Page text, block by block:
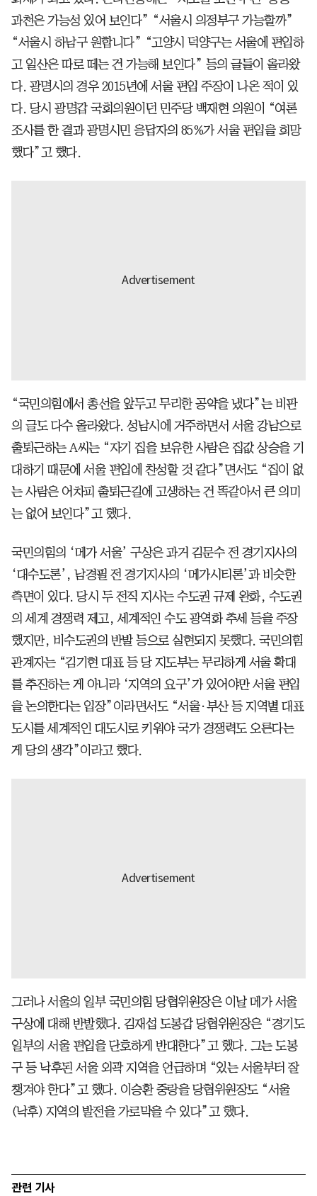
과천은 가능성 있어 보인다” “서울시 의정부구 가능할까”
“서울시 하남구 원합니다” “고양시 덕양구는 서울에 편입하
고 일산은 따로 떼는 건 가능해 보인다” 등의 글들이 올라왔
다. 광명시의 경우 2015년에 서울 편입 주장이 나온 적이 있
다. 당시 광명갑 국회의원이던 민주당 백재현 의원이 “여론
조사를 한 결과 광명시민 응답자의 85%가 서울 편입을 희망
했다”고 했다.
“국민의힘에서 총선을 앞두고 무리한 공약을 냈다”는 비판
의 글도 다수 올라왔다. 성남시에 거주하면서 서울 강남으로
출퇴근하는 A씨는 “자기 집을 보유한 사람은 집값 상승을 기
대하기 때문에 서울 편입에 찬성할 것 같다”면서도 “집이 없
는 사람은 어차피 출퇴근길에 고생하는 건 똑같아서 큰 의미
는 없어 보인다”고 했다.
국민의힘의 ‘메가 서울’ 구상은 과거 김문수 전 경기지사의
‘대수도론’, 남경필 전 경기지사의 ‘메가시티론’과 비슷한
측면이 있다. 당시 두 전직 지사는 수도권 규제 완화, 수도권
의 세계 경쟁력 제고, 세계적인 수도 광역화 추세 등을 주장
했지만, 비수도권의 반발 등으로 실현되지 못했다. 국민의힘
관계자는 “김기현 대표 등 당 지도부는 무리하게 서울 확대
를 추진하는 게 아니라 ‘지역의 요구’가 있어야만 서울 편입
을 논의한다는 입장”이라면서도 “서울·부산 등 지역별 대표
도시를 세계적인 대도시로 키워야 국가 경쟁력도 오른다는
게 당의 생각”이라고 했다.
그러나 서울의 일부 국민의힘 당협위원장은 이날 메가 서울
구상에 대해 반발했다. 김재섭 도봉갑 당협위원장은 “경기도
일부의 서울 편입을 단호하게 반대한다”고 했다. 그는 도봉
구 등 낙후된 서울 외곽 지역을 언급하며 “있는 서울부터 잘
챙겨야 한다”고 했다. 이승환 중랑을 당협위원장도 “서울
(낙후) 지역의 발전을 가로막을 수 있다”고 했다.
관련 기사